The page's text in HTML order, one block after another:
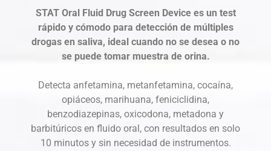
STAT Oral Fluid Drug Screen Device es un test
rápido y cómodo para detección de múltiples
drogas en saliva, ideal cuando no se desea o no
se puede tomar muestra de orina.
Detecta anfetamina, metanfetamina, cocaína,
opiáceos, marihuana, feniciclidina,
benzodiazepinas, oxicodona, metadona y
barbitúricos en fluido oral, con resultados en solo
10 minutos y sin necesidad de instrumentos.